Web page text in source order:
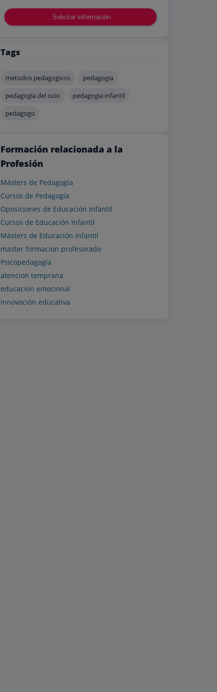
Solicitar información
Tags
metodos pedagogicos
pedagogia
pedagogia del ocio
pedagogia infantil
pedagogo
Formación relacionada a la
Profesión
Másters de Pedagogía
Cursos de Pedagogía
Oposiciones de Educación Infantil
Cursos de Educación Infantil
Másters de Educación Infantil
master formacion profesorado
Psicopedagogía
atencion temprana
educacion emocional
innovación educativa